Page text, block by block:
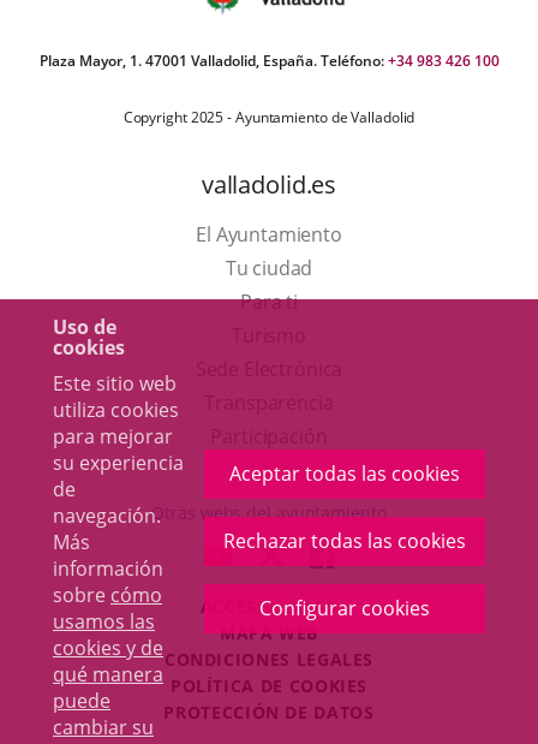
Uso de
cookies
Este sitio web
utiliza cookies
para mejorar
su experiencia
de
navegación.
Más
información
sobre cómo
usamos las
cookies y de
qué manera
puede
cambiar su
Aceptar todas las cookies
Rechazar todas las cookies
Configurar cookies
Plaza Mayor, 1. 47001 Valladolid, España. Teléfono:+34 983 426 100
Copyright 2025 - Ayuntamiento de Valladolid
valladolid.es
El Ayuntamiento
Tu ciudad
Para ti
en
una
ventana
nueva.
aplicación
externa.
Otras webs del ayuntamiento
ENLACE
A
UNA
APLICACIÓN
EXTERNA.
ENLACE
A
UNA
APLICACIÓN
EXTERNA.
ENLACE
A
UNA
EXTERNA.
ACCESIBILIDAD
MAPA WEB
CONDICIONES LEGALES
POLÍTICA DE COOKIES
PROTECCIÓN DE DATOS